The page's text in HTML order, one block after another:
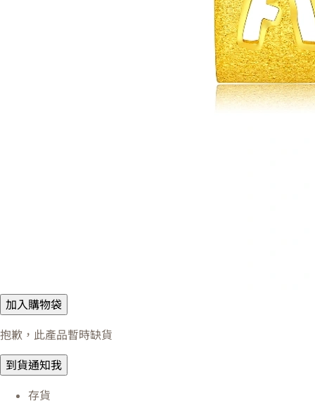
加入購物袋
抱歉，此產品暫時缺貨
到貨通知我
存貨